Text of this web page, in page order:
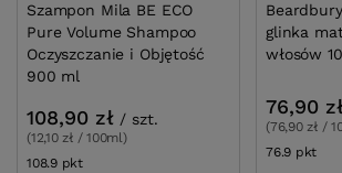
Szampon Mila BE ECO
Pure Volume Shampoo
Oczyszczanie i Objętość
900 ml
108,90 zł / szt.
(12,10 zł / 100ml)
108.9 pktpunktów
glinka
włosów
76,90
(76,90 zł /
76.9 pkt